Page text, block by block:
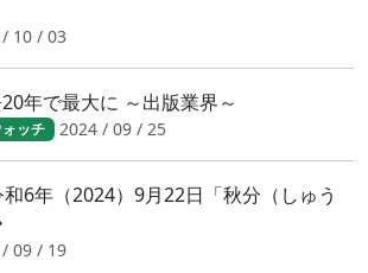
10 / 03
年で最大に ～出版業界～
ッチ 2024 / 09 / 25
6年（2024）9月22日「秋分（しゅう
09 / 19